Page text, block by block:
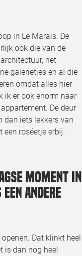
in Le Marais. De
ook die van de
het
galerietjes en al die
omdat alles hier
ik er ook enorm naar
De deur
dan iets lekkers van
een roséetje erbij.
moment in
andere
Dat klinkt heel
is dan nog heel